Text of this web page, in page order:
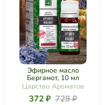
Эфирное масло
Бергамот, 10 мл
Царство Ароматов
372 ₽ 729 ₽